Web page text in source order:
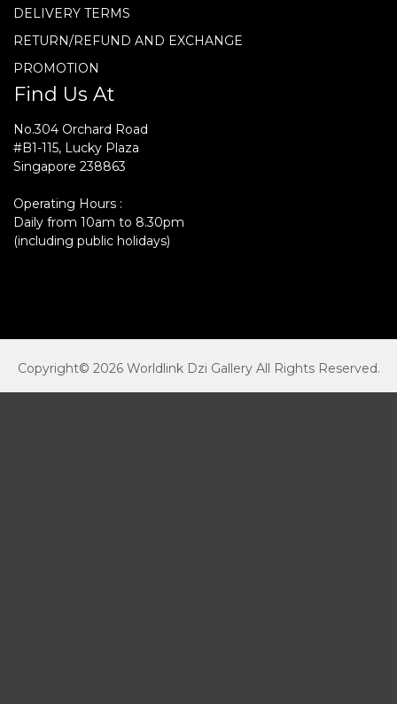
DELIVERY TERMS
RETURN/REFUND AND EXCHANGE
PROMOTION
Find Us At
No.304 Orchard Road
#B1-115, Lucky Plaza
Singapore 238863
Operating Hours :
Daily from 10am to 8.30pm
(including public holidays)
Copyright© 2026 Worldlink Dzi Gallery All Rights Reserved.